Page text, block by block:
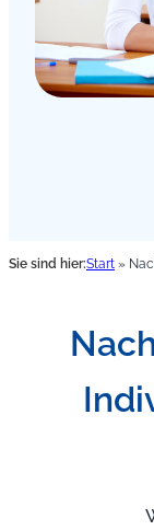
Sie sind hier:Start »